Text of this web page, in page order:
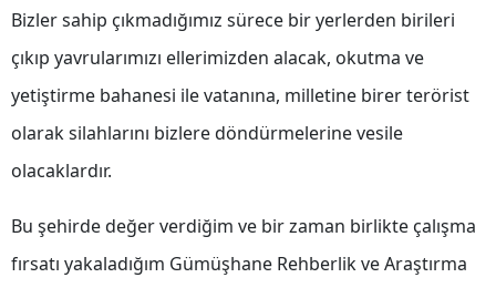
Karaman
Kırıkkale
Batman
Ardahan
Bizler sahip çıkmadığımız sürece bir yerlerden birileri
çıkıp yavrularımızı ellerimizden alacak, okutma ve
yetiştirme bahanesi ile vatanına, milletine birer terörist
olarak silahlarını bizlere döndürmelerine vesile
olacaklardır.
Bu şehirde değer verdiğim ve bir zaman birlikte çalışma
fırsatı yakaladığım Gümüşhane Rehberlik ve Araştırma